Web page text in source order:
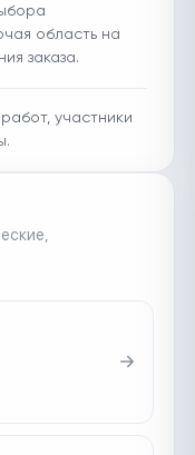
область на
заказа.
участники